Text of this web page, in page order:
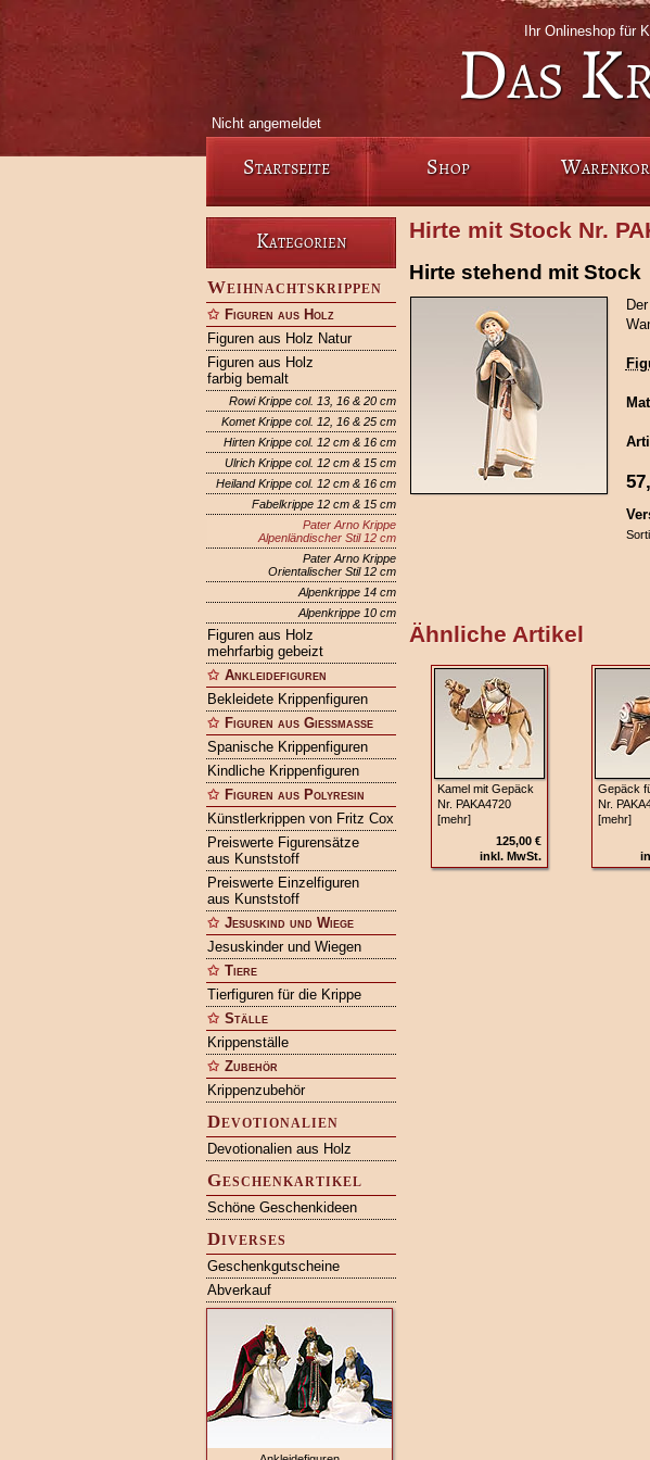
Ihr Onlineshop für
Das
Nicht angemeldet
Startseite Shop
Kategorien
Weihnachtskrippen
Figuren aus Holz
Figuren aus Holz Natur
Figuren aus Holz
farbig bemalt
Rowi Krippe col. 13, 16 & 20 cm
Komet Krippe col. 12, 16 & 25 cm
Hirten Krippe col. 12 cm & 16 cm
Ulrich Krippe col. 12 cm & 15 cm
Heiland Krippe col. 12 cm & 16 cm
Fabelkrippe 12 cm & 15 cm
Pater Arno Krippe
Alpenländischer Stil 12 cm
Pater Arno Krippe
Orientalischer Stil 12 cm
Alpenkrippe 14 cm
Alpenkrippe 10 cm
Figuren aus Holz
mehrfarbig gebeizt
Ankleidefiguren
Bekleidete Krippenfiguren
Figuren aus Gießmasse
Spanische Krippenfiguren
Kindliche Krippenfiguren
Figuren aus Polyresin
Künstlerkrippen von Fritz Cox
Preiswerte Figurensätze
aus Kunststoff
Preiswerte Einzelfiguren
aus Kunststoff
Jesuskind und Wiege
Jesuskinder und Wiegen
Tiere
Tierfiguren für die Krippe
Ställe
Krippenställe
Zubehör
Krippenzubehör
Devotionalien
Devotionalien aus Holz
Geschenkartikel
Schöne Geschenkideen
Diverses
Geschenkgutscheine
Abverkauf
Hirte mit Stock Nr.
Hirte stehend mit Stock
Ähnliche Artikel
Kamel mit Gepäck
Nr. PAKA4720
[mehr]
125,00 €
inkl. MwSt.
Gepäck
Nr.
[mehr]